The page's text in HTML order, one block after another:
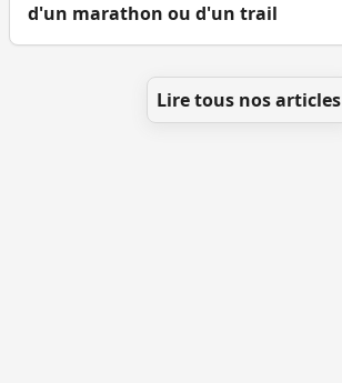
d'un marathon ou d'un trail
Lire tous nos articles